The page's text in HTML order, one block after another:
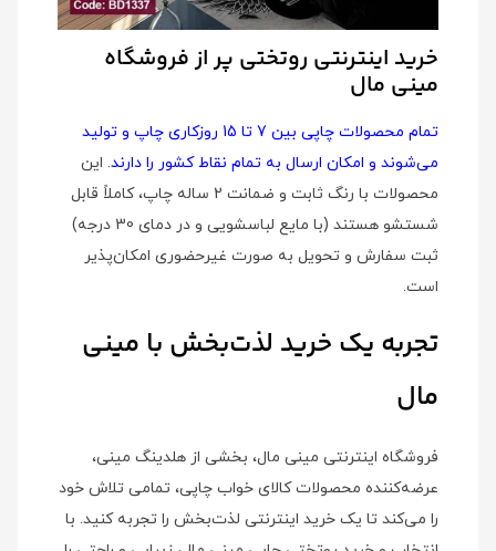
خرید اینترنتی روتختی پر از فروشگاه
مینی مال
تمام محصولات چاپی بین 7 تا 15 روزکاری چاپ و تولید
می‌شوند و امکان ارسال به تمام نقاط کشور را دارند. این
محصولات با رنگ ثابت و ضمانت 2 ساله چاپ، کاملاً قابل
شستشو هستند (با مایع لباسشویی و در دمای 30 درجه)
ثبت سفارش و تحویل به صورت غیرحضوری امکان‌پذیر
است.
تجربه یک خرید لذت‌بخش با مینی
مال
فروشگاه اینترنتی مینی مال، بخشی از هلدینگ مینی،
عرضه‌کننده محصولات کالای خواب چاپی، تمامی تلاش خود
را می‌کند تا یک خرید اینترنتی لذت‌بخش را تجربه کنید. با